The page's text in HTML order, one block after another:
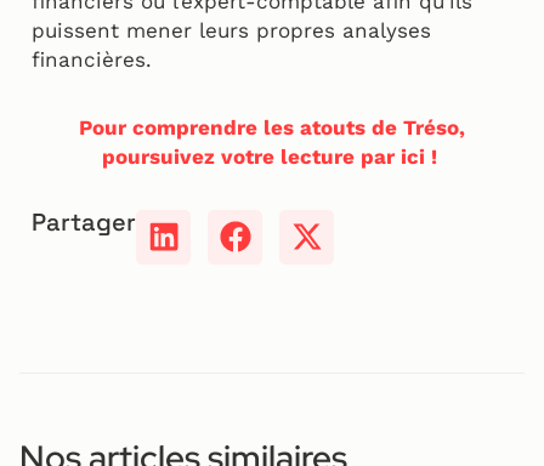
puissent mener leurs propres analyses
financières.
Pour comprendre les atouts de Tréso,
poursuivez votre lecture par ici !
Partager